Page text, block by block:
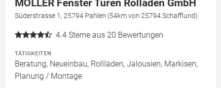
MÖLLER Fenster Türen Rolläden GmbH
Süderstrasse 1, 25794 Pahlen (54km von 25794 Schafflund)
4.4 Sterne aus 20 Bewertungen
TÄTIGKEITEN
Beratung, Neueinbau, Rollläden, Jalousien, Markisen,
Planung / Montage